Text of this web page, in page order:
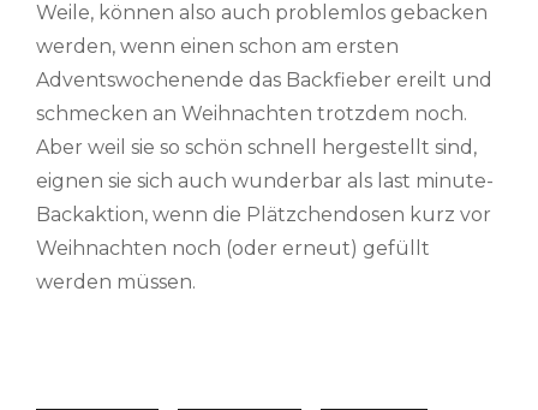
Weile, können also auch problemlos gebacken
werden, wenn einen schon am ersten
Adventswochenende das Backfieber ereilt und
schmecken an Weihnachten trotzdem noch.
Aber weil sie so schön schnell hergestellt sind,
eignen sie sich auch wunderbar als last minute-
Backaktion, wenn die Plätzchendosen kurz vor
Weihnachten noch (oder erneut) gefüllt
werden müssen.